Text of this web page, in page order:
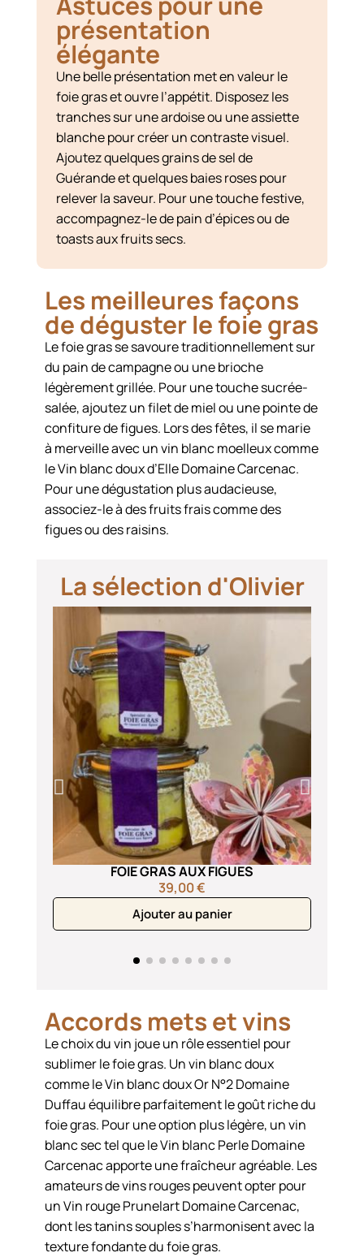
présentation
élégante
Une belle présentation met en valeur le
foie gras et ouvre l’appétit. Disposez les
tranches sur une ardoise ou une assiette
blanche pour créer un contraste visuel.
Ajoutez quelques grains de sel de
Guérande et quelques baies roses pour
relever la saveur. Pour une touche festive,
accompagnez-le de pain d’épices ou de
toasts aux fruits secs.
Les meilleures façons
de déguster le foie gras
Le foie gras se savoure traditionnellement sur
du pain de campagne ou une brioche
légèrement grillée. Pour une touche sucrée-
salée, ajoutez un filet de miel ou une pointe de
confiture de figues. Lors des fêtes, il se marie
à merveille avec un vin blanc moelleux comme
le Vin blanc doux d’Elle Domaine Carcenac.
Pour une dégustation plus audacieuse,
associez-le à des fruits frais comme des
figues ou des raisins.
La sélection d'Olivier
FOIE GRAS AUX FIGUES
39,00 €
Ajouter au panier
Accords mets et vins
Le choix du vin joue un rôle essentiel pour
sublimer le foie gras. Un vin blanc doux
comme le Vin blanc doux Or N°2 Domaine
Duffau équilibre parfaitement le goût riche du
foie gras. Pour une option plus légère, un vin
blanc sec tel que le Vin blanc Perle Domaine
Carcenac apporte une fraîcheur agréable. Les
amateurs de vins rouges peuvent opter pour
un Vin rouge Prunelart Domaine Carcenac,
dont les tanins souples s’harmonisent avec la
texture fondante du foie gras.